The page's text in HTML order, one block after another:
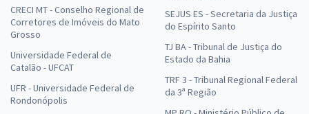
CRECI MT - Conselho Regional de
Corretores de Imóveis do Mato
Grosso
Universidade Federal de
Catalão - UFCAT
UFR - Universidade Federal de
Rondonópolis
SEJUS ES - Secretaria da Justiça
do Espírito Santo
TJ BA - Tribunal de Justiça do
Estado da Bahia
TRF 3 - Tribunal Regional Federal
da 3ª Região